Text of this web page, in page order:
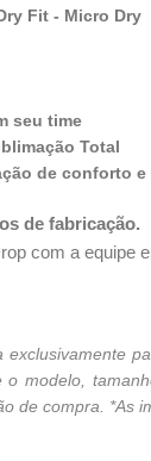
Fit - Micro Dry
seu time
Total
de conforto
de fabricação.
com a equipe
exclusivamente
o modelo,
de compra. *As